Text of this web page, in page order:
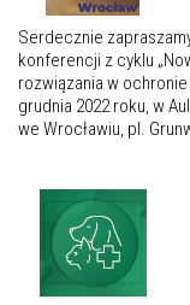
Serdecznie
konferencji z cyklu
rozwiązania w
grudnia 2022 roku, w
we Wrocławiu, pl.